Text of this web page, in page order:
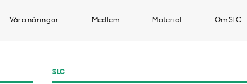
Våra näringar Medlem Material Om SLC
SLC